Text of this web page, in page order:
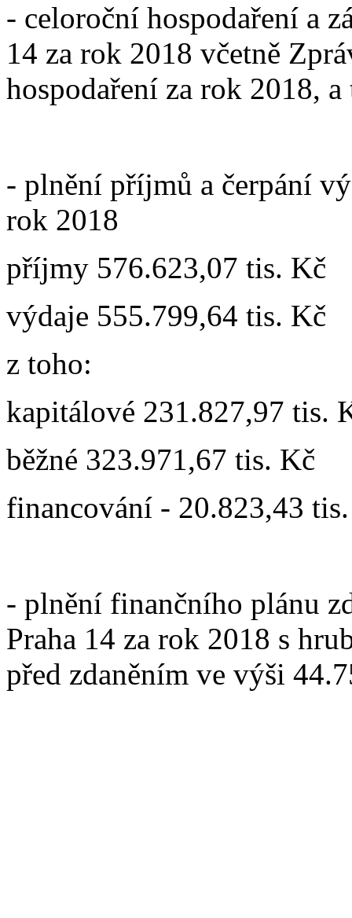
- celoroční hospodaření a
14 za rok 2018 včetně
hospodaření za rok 2018,
- plnění příjmů a čerpání
rok 2018
příjmy 576.623,07 tis. Kč
výdaje 555.799,64 tis. Kč
z toho:
kapitálové 231.827,97 tis.
běžné 323.971,67 tis. Kč
financování - 20.823,43
- plnění finančního plánu
Praha 14 za rok 2018 s
před zdaněním ve výši